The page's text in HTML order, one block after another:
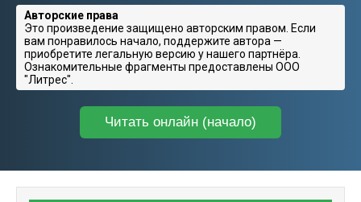
Авторские права
Это произведение защищено авторским правом. Если
вам понравилось начало, поддержите автора —
приобретите легальную версию у нашего партнёра.
Ознакомительные фрагменты предоставлены ООО
"Литрес".
Читать онлайн (начало)